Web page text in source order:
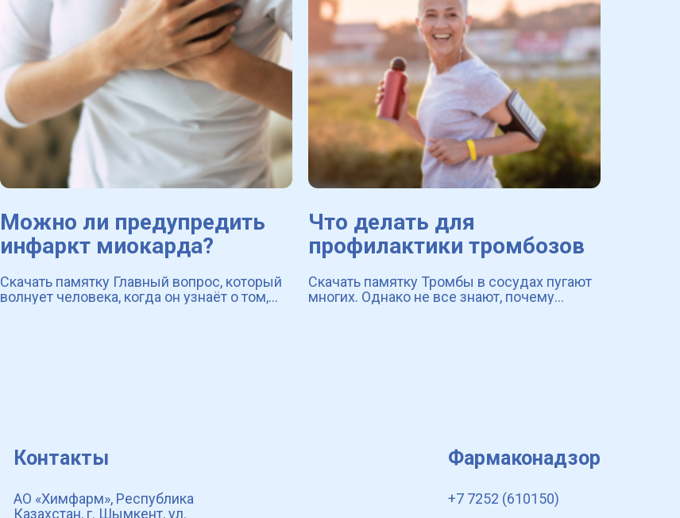
Можно ли предупредить
инфаркт миокарда?
Скачать памятку Главный вопрос, который
волнует человека, когда он узнаёт о том,
Что делать для
профилактики тромбозов
Скачать памятку Тромбы в сосудах пугают
многих. Однако не все знают, почему
Контакты
АО «Химфарм», Республика
Казахстан, г. Шымкент, ул.
Фармаконадзор
+7 7252 (610150)